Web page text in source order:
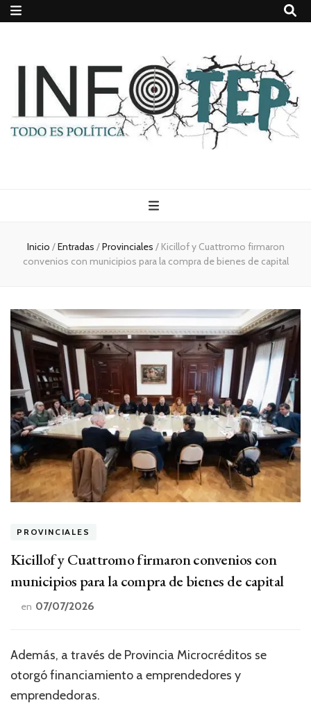
Todo es
(rosca)
política
Inicio /Entradas /Provinciales / Kicillof y Cuattromo firmaron
convenios con municipios para la compra de bienes de capital
PROVINCIALES
Kicillof y Cuattromo firmaron convenios con
municipios para la compra de bienes de capital
en 07/07/2026
Además, a través de Provincia Microcréditos se
otorgó financiamiento a emprendedores y
emprendedoras.